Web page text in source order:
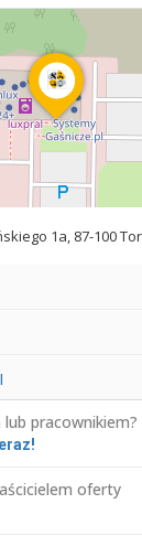
1a, 87-100
lub pracownikiem?
oferty